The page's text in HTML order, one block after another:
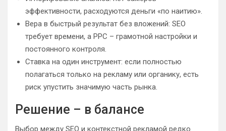
эффективности, расходуются деньги «по наитию».
Вера в быстрый результат без вложений: SEO
требует времени, а PPC – грамотной настройки и
постоянного контроля.
Ставка на один инструмент: если полностью
полагаться только на рекламу или органику, есть
риск упустить значимую часть рынка.
Решение – в балансе
Выбор между SEO и контекстной рекламой редко